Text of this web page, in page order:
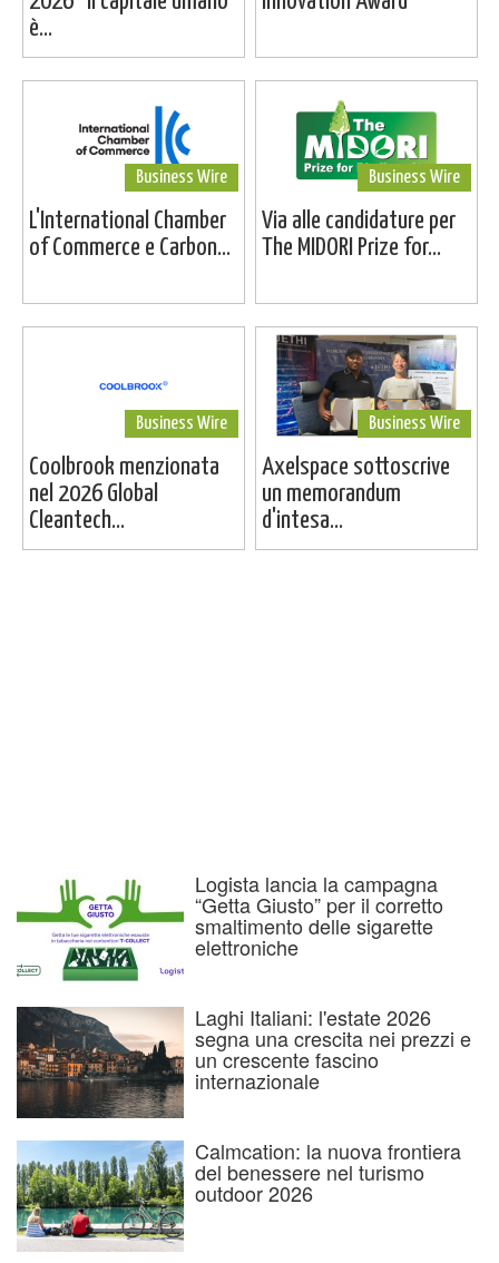
è...
Business Wire
L'International Chamber
of Commerce e Carbon...
Business Wire
Via alle candidature per
The MIDORI Prize for...
Business Wire
Coolbrook menzionata
nel 2026 Global
Cleantech...
Business Wire
Axelspace sottoscrive
un memorandum
d'intesa...
Logista lancia la campagna
“Getta Giusto” per il corretto
smaltimento delle sigarette
elettroniche
Laghi Italiani: l'estate 2026
segna una crescita nei prezzi e
un crescente fascino
internazionale
Calmcation: la nuova frontiera
del benessere nel turismo
outdoor 2026